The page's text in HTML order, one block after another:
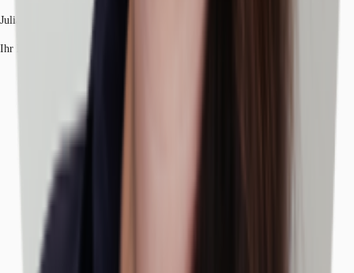
Julia Schreiter
Ihr Kontakt